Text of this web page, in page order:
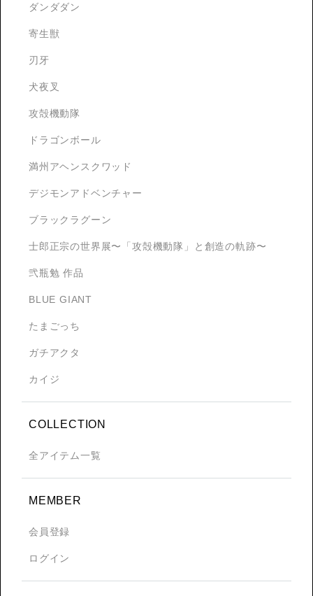
ダンダダン
寄生獣
刃牙
犬夜叉
攻殻機動隊
ドラゴンボール
満州アヘンスクワッド
デジモンアドベンチャー
ブラックラグーン
士郎正宗の世界展〜「攻殻機動隊」と創造の軌跡〜
弐瓶勉 作品
BLUE GIANT
たまごっち
ガチアクタ
カイジ
COLLECTION
全アイテム一覧
MEMBER
会員登録
ログイン